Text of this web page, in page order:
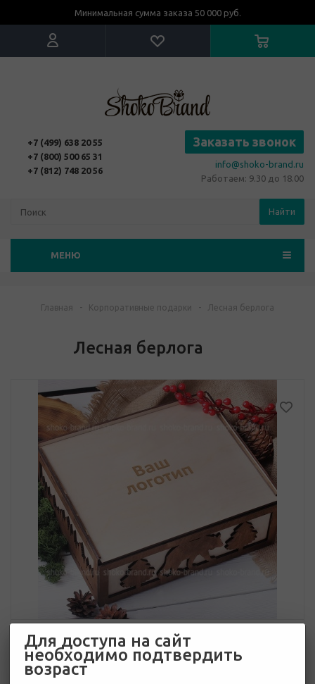
Минимальная сумма заказа 50 000 руб.
+7 (499) 638 20 55
+7 (800) 500 65 31
+7 (812) 748 20 56
Заказать звонок
info@shoko-brand.ru
Работаем: 9.30 до 18.00
Найти
МЕНЮ
Главная - Корпоративные подарки - Лесная берлога
Лесная берлога
4 794 руб.
Много
Для доступа на сайт
необходимо подтвердить
возраст